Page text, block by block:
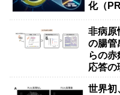
化（
非病
の腸管
らの
応答の
世界初